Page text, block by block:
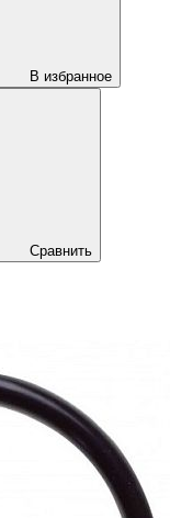
В избранное
Сравнить